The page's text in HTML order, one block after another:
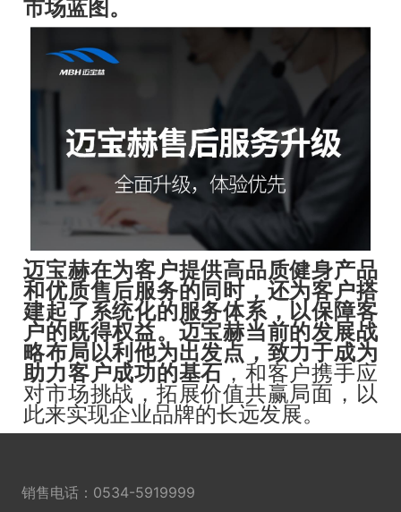
市场蓝图。
迈宝赫在为客户提供高品质健身产品
和优质售后服务的同时，还为客户搭
建起了系统化的服务体系，以保障客
户的既得权益。迈宝赫当前的发展战
略布局以利他为出发点，致力于成为
助力客户成功的基石 ，和客户携手应
对市场挑战，拓展价值共赢局面，以
此来实现企业品牌的长远发展。
销售电话： 0534-5919999